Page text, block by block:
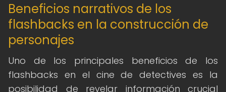
Beneficios narrativos de los
flashbacks en la construcción de
personajes
Uno de los principales beneficios de los
flashbacks en el cine de detectives es la
posibilidad de revelar información crucial